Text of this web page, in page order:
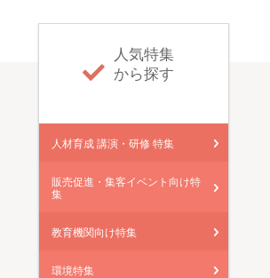
人気特集
から探す
人材育成 講演・研修 特集
販売促進・集客イベント向け特
集
教育機関向け特集
環境特集